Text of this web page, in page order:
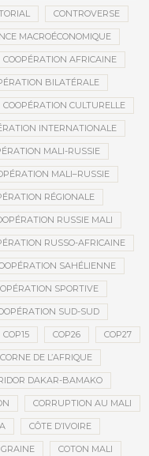
CONTROVERSE
MACROÉCONOMIQUE
COOPÉRATION AFRICAINE
BILATÉRALE
COOPÉRATION CULTURELLE
INTERNATIONALE
MALI-RUSSIE
MALI–RUSSIE
RÉGIONALE
RUSSIE MALI
RUSSO-AFRICAINE
SAHÉLIENNE
SPORTIVE
SUD-SUD
COP15 COP26 COP27
CORNE DE L’AFRIQUE
DAKAR-BAMAKO
CORRUPTION AU MALI
CÔTE D’IVOIRE
COTON MALI